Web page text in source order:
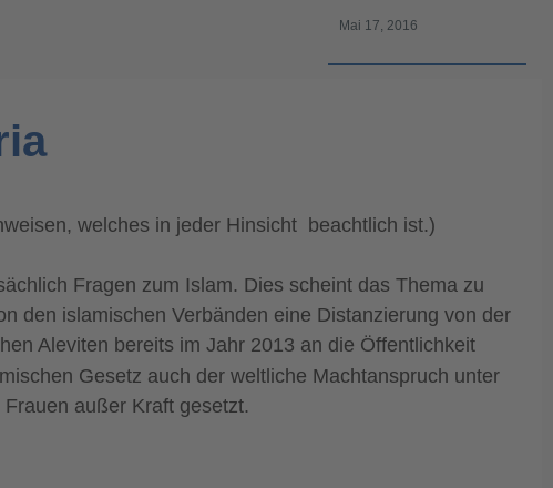
Mai 17, 2016
welches in jeder Hinsicht beachtlich ist.)
Fragen zum Islam. Dies scheint das Thema zu
den islamischen Verbänden eine Distanzierung von der
Aleviten bereits im Jahr 2013 an die Öffentlichkeit
Gesetz auch der weltliche Machtanspruch unter
außer Kraft gesetzt.